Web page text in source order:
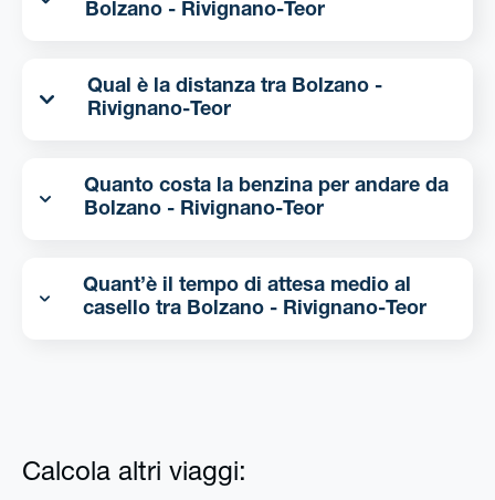
Bolzano - Rivignano-Teor
Qual è la distanza tra Bolzano -
Rivignano-Teor
Quanto costa la benzina per andare da
Bolzano - Rivignano-Teor
Quant’è il tempo di attesa medio al
casello tra Bolzano - Rivignano-Teor
Calcola altri viaggi: